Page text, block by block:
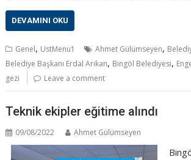
DEVAMINI OKU
Genel, UstMenu1 Ahmet Gülümseyen,
Belediye Başkanı Erdal Arıkan, Bingöl Belediyesi,
gezi
Leave a comment
Teknik ekipler eğitime alındı
09/08/2022 Ahmet Gülümseyen